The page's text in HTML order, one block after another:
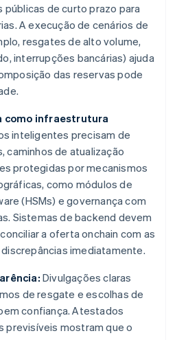
públicas de curto prazo para
A execução de cenários de
resgates de alto volume,
interrupções bancárias) ajuda
das reservas pode
como infraestrutura
inteligentes precisam de
caminhos de atualização
protegidas por mecanismos
como módulos de
(HSMs) e governança com
Sistemas de backend devem
a oferta onchain com as
imediatamente.
Divulgações claras
de resgate e escolhas de
confiança. Atestados
previsíveis mostram que o